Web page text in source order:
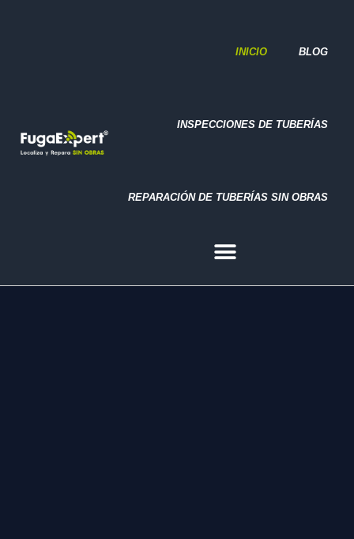
INICIO BLOG
INSPECCIONES DE TUBERÍAS
REPARACIÓN DE TUBERÍAS SIN OBRAS